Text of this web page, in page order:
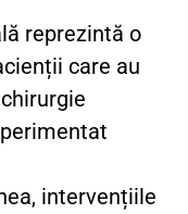
reprezintă o
care au
intervențiile